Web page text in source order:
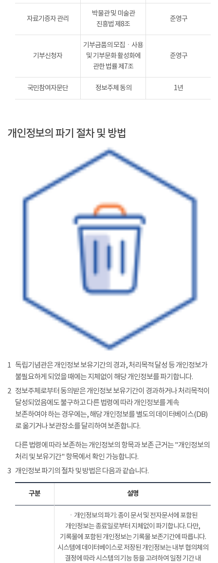
자료기증자 관리
박물관 및 미술관
진흥법 제8조
준영구
기부신청자
기부금품의 모집ㆍ사용
및 기부문화 활성화에
관한 법률 제7조
준영구
국민참여자문단 정보주체 동의 1년
개인정보의 파기 절차 및 방법
1 독립기념관은 개인정보 보유기간의 경과, 처리목적 달성 등 개인정보가
불필요하게 되었을 때에는 지체없이 해당 개인정보를 파기합니다.
2 정보주체로부터 동의받은 개인정보 보유기간이 경과하거나 처리목적이
달성되었음에도 불구하고 다른 법령에 따라 개인정보를 계속
보존하여야 하는 경우에는, 해당 개인정보를 별도의 데이터베이스(DB)
로 옮기거나 보관장소를 달리하여 보존합니다.
다른 법령에 따라 보존하는 개인정보의 항목과 보존 근거는 "개인정보의
처리 및 보유기간" 항목에서 확인 가능합니다.
3 개인정보 파기의 절차 및 방법은 다음과 같습니다.
구분 설명
ㆍ개인정보의 파기: 종이 문서 및 전자문서에 포함된
개인정보는 종료일로부터 지체없이 파기합니다. 다만,
기록물에 포함된 개인정보는 기록물 보존기간에 따릅니다.
시스템에 데이터베이스로 저장된 개인정보는 내부 협의체의
결정에 따라 시스템의 기능 등을 고려하여 일정 기간 내